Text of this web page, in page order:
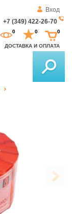
Вход
+7 (349) 422-26-70
ДОСТАВКА И ОПЛАТА
0 0 0